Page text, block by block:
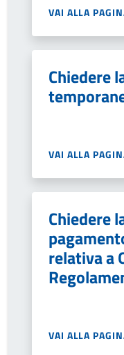
VAI ALLA
Chiedere
VAI ALLA
Chiedere
relativa a
VAI ALLA